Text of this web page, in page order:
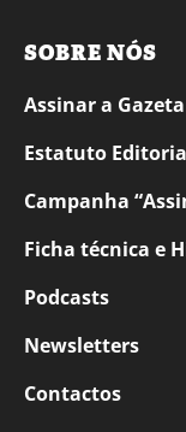
SOBRE NÓS
Assinar a Gazeta
Estatuto
Campanha
Ficha técnica e
Podcasts
Newsletters
Contactos